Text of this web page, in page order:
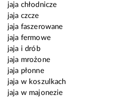
jaja chłodnicze
jaja czcze
jaja faszerowane
jaja fermowe
jaja i drób
jaja mrożone
jaja płonne
jaja w koszulkach
jaja w majonezie